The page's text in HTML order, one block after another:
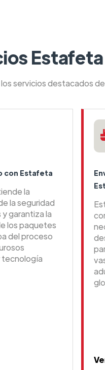
servicios destacados
con Estafeta
la
la seguridad
garantiza la
los paquetes
del proceso